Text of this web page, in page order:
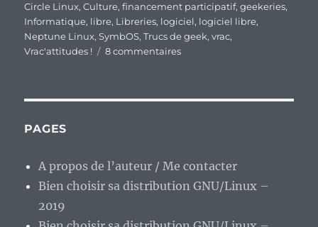
Circle Linux,Culture,financement participatif,geekeries,
Informatique, libre, Libreries, logiciel, logiciel libre,
Neptune Linux,SymbOS,Trucs de geek,vrac,
Vrac'attitudes !
8 commentairessur
PAGES
A propos de l’auteur / Me contacter
Bien choisir sa distribution GNU/Linux –
2019